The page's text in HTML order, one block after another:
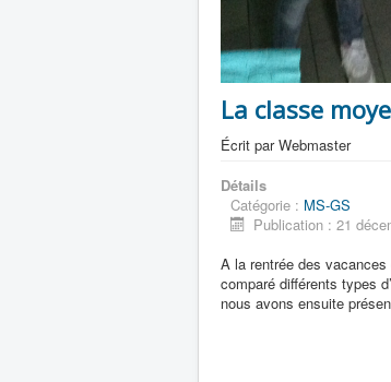
La classe
Écrit parWebmaster
Détails
Catégorie : MS-GS
Publication : 21
A la rentrée des
comparé différents types
nous avons ensuite